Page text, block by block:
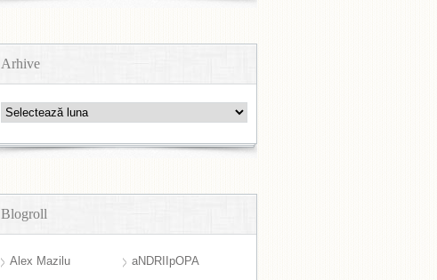
Arhive
Arhive
Blogroll
Alex Mazilu
aNDRIIpOPA